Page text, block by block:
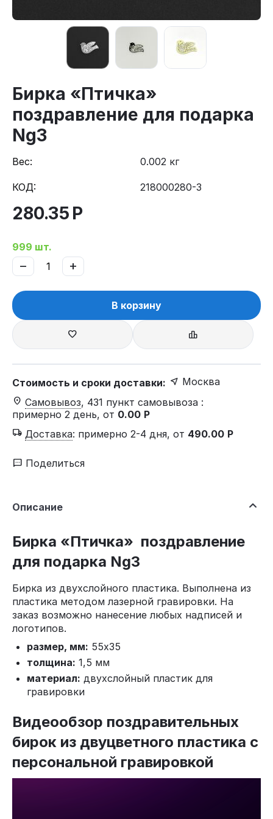
Бирка «Птичка»
поздравление для подарка
Ng3
Вес: 0.002 кг
КОД: 218000280-3
280.35 Р
999 шт.
+
−
В корзину
Стоимость и сроки доставки:
Москва
Самовывоз, 431 пункт самовывоза :
примерно 2 день, от 0.00 Р
Доставка: примерно 2-4 дня, от 490.00 Р
Поделиться
Описание
Бирка «Птичка» поздравление
для подарка Ng3
Бирка из двухслойного пластика. Выполнена из
пластика методом лазерной гравировки. На
заказ возможно нанесение любых надписей и
логотипов.
размер, мм: 55x35
толщина: 1,5 мм
материал: двухслойный пластик для
гравировки
Видеообзор поздравительных
бирок из двуцветного пластика с
персональной гравировкой